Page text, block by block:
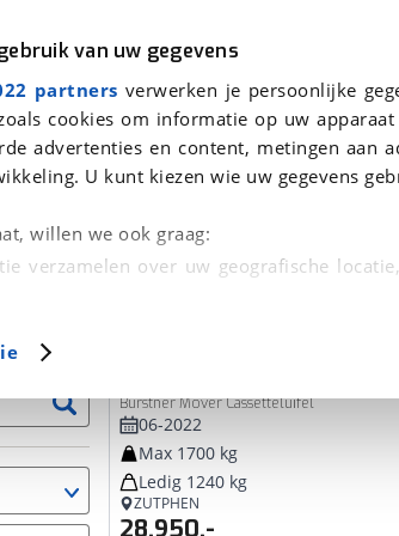
van uw gegevens
partners verwerken je persoonlijke
cookies om informatie op uw
advertenties en content, metingen aan
U kunt kiezen wie uw gegevens
willen we ook graag:
verzamelen over uw geografische
in. U kunt uw toestemming op elk
vergelijkbare technieken zorgen we voor
zorgen ervoor dat de website goed
Motor
voor je gevonden
Bürstner Mover Cassetteluifel
06-2022
Max 1700 kg
Ledig 1240 kg
ZUTPHEN
28.950,-